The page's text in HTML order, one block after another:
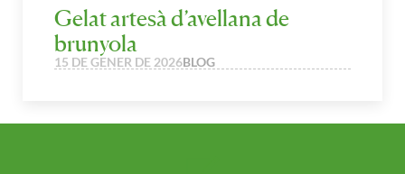
Gelat artesà d’avellana de
brunyola
15 DE GENER DE 2026BLOG